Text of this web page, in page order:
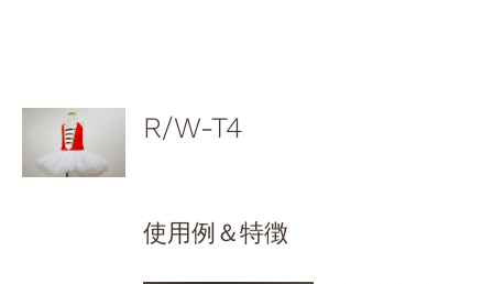
R/W-T4
使用例＆特徴